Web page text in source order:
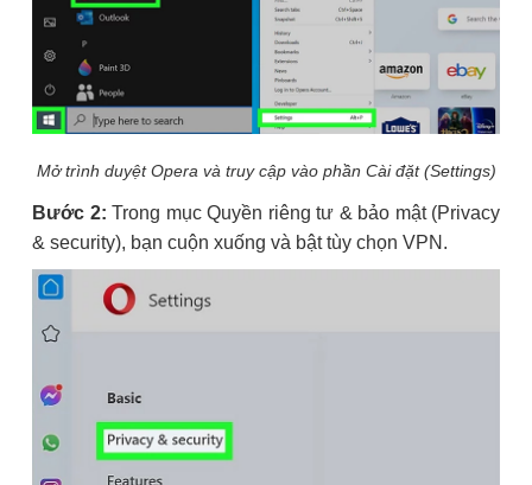
Mở trình duyệt Opera và truy cập vào phần Cài đặt (Settings)
Bước 2: Trong mục Quyền riêng tư & bảo mật (Privacy
& security), bạn cuộn xuống và bật tùy chọn VPN.